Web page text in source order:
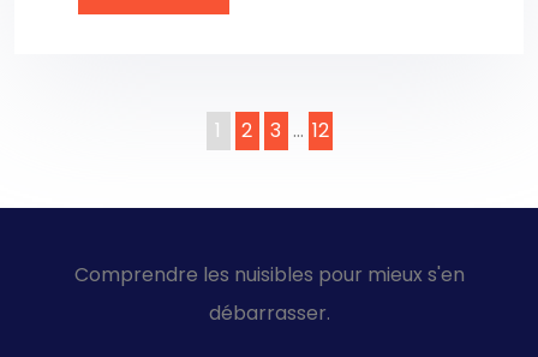
1 2 3 … 12
Comprendre les nuisibles pour mieux s'en
débarrasser.